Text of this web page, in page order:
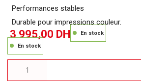
Performances stables
Durable pour impressions couleur.
3 995,00 DH
En stock
En stock